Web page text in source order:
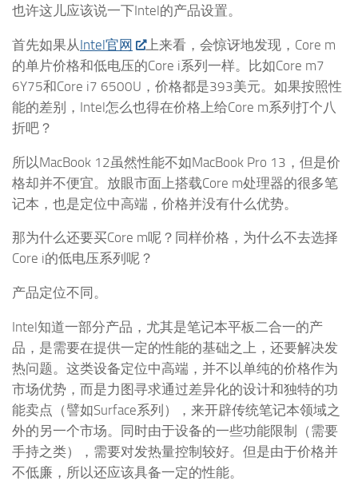
也许这儿应该说一下Intel的产品设置。
首先如果从Intel官网
上来看，会惊讶地发现，Core m
的单片价格和低电压的Core i系列一样。比如Core m7
6Y75和Core i7 6500U，价格都是393美元。如果按照性
能的差别，Intel怎么也得在价格上给Core m系列打个八
折吧？
所以MacBook 12虽然性能不如MacBook Pro 13，但是价
格却并不便宜。放眼市面上搭载Core m处理器的很多笔
记本，也是定位中高端，价格并没有什么优势。
那为什么还要买Core m呢？同样价格，为什么不去选择
Core i的低电压系列呢？
产品定位不同。
Intel知道一部分产品，尤其是笔记本平板二合一的产
品，是需要在提供一定的性能的基础之上，还要解决发
热问题。这类设备定位中高端，并不以单纯的价格作为
市场优势，而是力图寻求通过差异化的设计和独特的功
能卖点（譬如Surface系列），来开辟传统笔记本领域之
外的另一个市场。同时由于设备的一些功能限制（需要
手持之类），需要对发热量控制较好。但是由于价格并
不低廉，所以还应该具备一定的性能。